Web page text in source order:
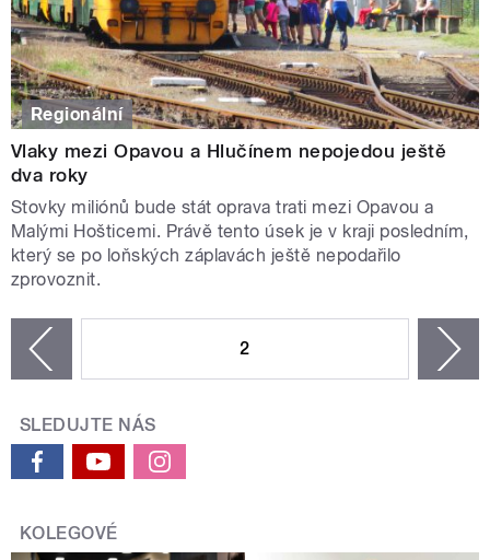
Regionální
Vlaky mezi Opavou a Hlučínem nepojedou ještě
dva roky
Stovky miliónů bude stát oprava trati mezi Opavou a
Malými Hošticemi. Právě tento úsek je v kraji posledním,
který se po loňských záplavách ještě nepodařilo
zprovoznit.
2
SLEDUJTE NÁS
KOLEGOVÉ